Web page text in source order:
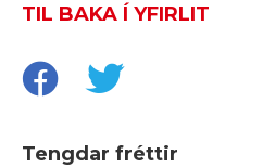
TIL BAKA Í YFIRLIT
Tengdar fréttir